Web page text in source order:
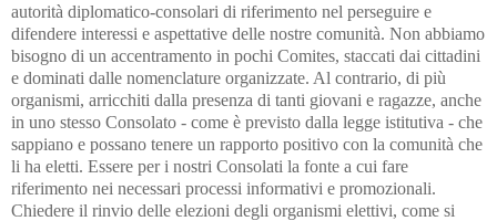
autorità diplomatico-consolari di riferimento nel perseguire e
difendere interessi e aspettative delle nostre comunità. Non abbiamo
bisogno di un accentramento in pochi Comites, staccati dai cittadini
e dominati dalle nomenclature organizzate. Al contrario, di più
organismi, arricchiti dalla presenza di tanti giovani e ragazze, anche
in uno stesso Consolato - come è previsto dalla legge istitutiva - che
sappiano e possano tenere un rapporto positivo con la comunità che
li ha eletti. Essere per i nostri Consolati la fonte a cui fare
riferimento nei necessari processi informativi e promozionali.
Chiedere il rinvio delle elezioni degli organismi elettivi, come si